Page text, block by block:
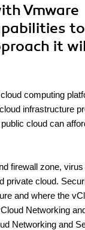
Vmware
it
computing
infrastructure
cloud can
firewall zone, virus
private cloud.
and where the
Networking
Networking and